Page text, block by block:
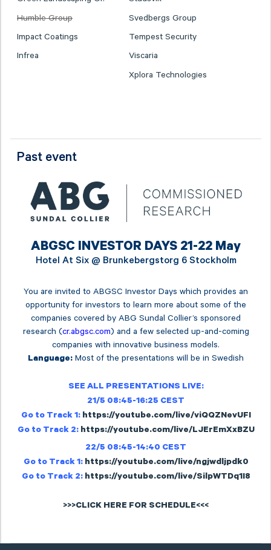
Humble Group
Svedbergs Group
Impact Coatings
Tempest Security
Infrea
Viscaria
Xplora Technologies
Past event
ABGSC INVESTOR DAYS 21-22 May
Hotel At Six @ Brunkebergstorg 6 Stockholm
You are invited to ABGSC Investor Days which provides an
opportunity for investors to learn more about some of the
companies covered by ABG Sundal Collier’s sponsored
research (cr.abgsc.com) and a few selected up-and-coming
companies with innovative business models.
Language: Most of the presentations will be in Swedish
SEE ALL PRESENTATIONS LIVE:
21/5 08:45-16:25 CEST
Go to Track 1: https://youtube.com/live/viQQZNevUFI
Go to Track 2: https://youtube.com/live/LJErEmXxBZU
22/5 08:45-14:40 CEST
Go to Track 1: https://youtube.com/live/ngjwdljpdk0
Go to Track 2: https://youtube.com/live/SilpWTDq1I8
>>>CLICK HERE FOR SCHEDULE<<<